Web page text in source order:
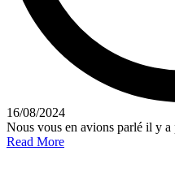
16/08/2024
Nous vous en avions parlé il y
Read More